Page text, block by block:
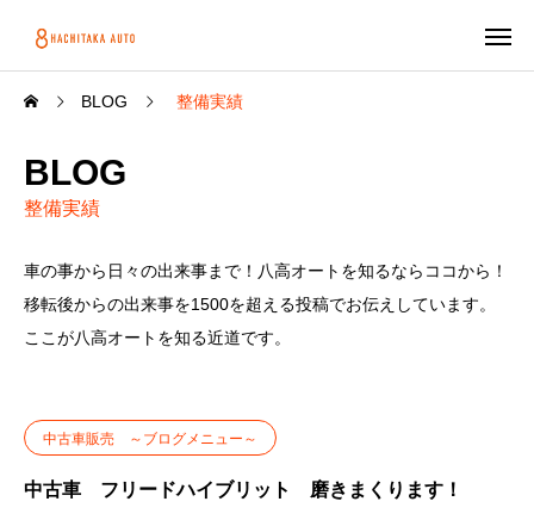
BLOG 整備実績
BLOG
整備実績
車の事から日々の出来事まで！八高オートを知るならココから！
移転後からの出来事を1500を超える投稿でお伝えしています。
ここが八高オートを知る近道です。
中古車販売 ～ブログメニュー～
中古車 フリードハイブリット 磨きまくります！